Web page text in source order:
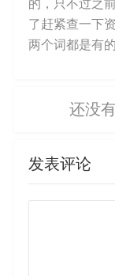
启了断点。
的，只不过之
了赶紧查一下
两个词都是有
发表评论